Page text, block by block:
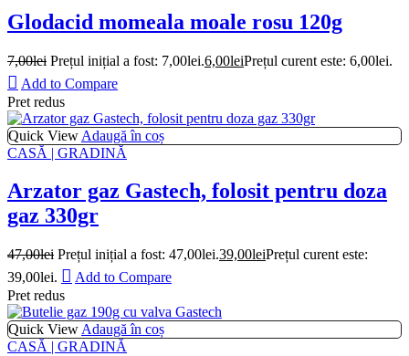
Glodacid momeala moale rosu 120g
7,00lei Prețul inițial a fost: 7,00lei.6,00leiPrețul curent este: 6,00lei.
Add to Compare
Pret redus
Quick View Adaugă în coș
CASĂ | GRADINĂ
Arzator gaz Gastech, folosit pentru doza
gaz 330gr
47,00lei Prețul inițial a fost: 47,00lei.39,00leiPrețul curent este:
39,00lei.
Add to Compare
Pret redus
Quick View Adaugă în coș
CASĂ | GRADINĂ